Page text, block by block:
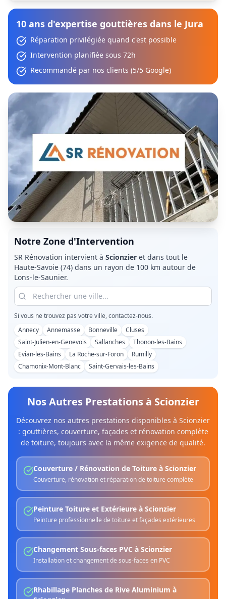
10 ans d'expertise gouttières dans le Jura
Réparation privilégiée quand c'est possible
Intervention planifiée sous 72h
Recommandé par nos clients (5/5 Google)
Notre Zone d'Intervention
SR Rénovation intervient à Scionzier et dans tout le
Haute-Savoie (74) dans un rayon de 100 km autour de
Lons-le-Saunier.
Si vous ne trouvez pas votre ville, contactez-nous.
Annecy
Annemasse Bonneville
Cluses
Saint-Julien-en-Genevois
Sallanches
Thonon-les-Bains
Evian-les-Bains
La Roche-sur-Foron
Rumilly
Chamonix-Mont-Blanc
Saint-Gervais-les-Bains
Nos Autres Prestations à Scionzier
Découvrez nos autres prestations disponibles à Scionzier
: gouttières, couverture, façades et rénovation complète
de toiture, toujours avec la même exigence de qualité.
Couverture / Rénovation de Toiture à Scionzier
Couverture, rénovation et réparation de toiture complète
Peinture Toiture et Extérieure à Scionzier
Peinture professionnelle de toiture et façades extérieures
Changement Sous-faces PVC à Scionzier
Installation et changement de sous-faces en PVC
Rhabillage Planches de Rive Aluminium à